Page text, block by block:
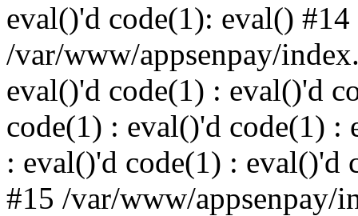
eval()'d code(1): eval() #14
/var/www/appsenpay/
eval()'d code(1) : eval()'d
code(1) : eval()'d code(1) :
: eval()'d code(1) : eval()'d
#15 /var/www/appsenpay/